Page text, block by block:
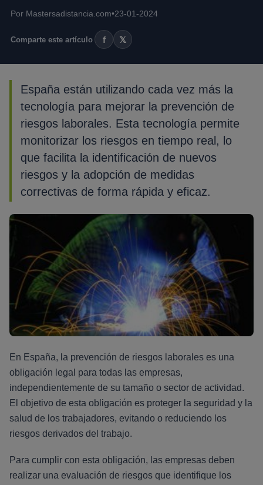
Por Mastersadistancia.com•23-01-2024
Comparte este artículo f 𝕏
España están utilizando cada vez más la
tecnología para mejorar la prevención de
riesgos laborales. Esta tecnología permite
monitorizar los riesgos en tiempo real, lo
que facilita la identificación de nuevos
riesgos y la adopción de medidas
correctivas de forma rápida y eficaz.
En España, la prevención de riesgos laborales es una
obligación legal para todas las empresas,
independientemente de su tamaño o sector de actividad.
El objetivo de esta obligación es proteger la seguridad y la
salud de los trabajadores, evitando o reduciendo los
riesgos derivados del trabajo.
Para cumplir con esta obligación, las empresas deben
realizar una evaluación de riesgos que identifique los